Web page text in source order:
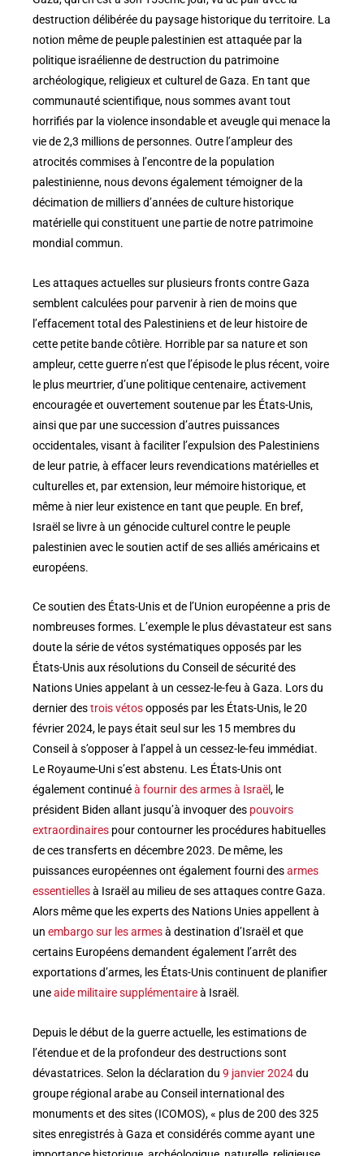
destruction délibérée du paysage historique du territoire. La
notion même de peuple palestinien est attaquée par la
politique israélienne de destruction du patrimoine
archéologique, religieux et culturel de Gaza. En tant que
communauté scientifique, nous sommes avant tout
horrifiés par la violence insondable et aveugle qui menace la
vie de 2,3 millions de personnes. Outre l’ampleur des
atrocités commises à l’encontre de la population
palestinienne, nous devons également témoigner de la
décimation de milliers d’années de culture historique
matérielle qui constituent une partie de notre patrimoine
mondial commun.
Les attaques actuelles sur plusieurs fronts contre Gaza
semblent calculées pour parvenir à rien de moins que
l’effacement total des Palestiniens et de leur histoire de
cette petite bande côtière. Horrible par sa nature et son
ampleur, cette guerre n’est que l’épisode le plus récent, voire
le plus meurtrier, d’une politique centenaire, activement
encouragée et ouvertement soutenue par les États-Unis,
ainsi que par une succession d’autres puissances
occidentales, visant à faciliter l’expulsion des Palestiniens
de leur patrie, à effacer leurs revendications matérielles et
culturelles et, par extension, leur mémoire historique, et
même à nier leur existence en tant que peuple. En bref,
Israël se livre à un génocide culturel contre le peuple
palestinien avec le soutien actif de ses alliés américains et
européens.
Ce soutien des États-Unis et de l’Union européenne a pris de
nombreuses formes. L’exemple le plus dévastateur est sans
doute la série de vétos systématiques opposés par les
États-Unis aux résolutions du Conseil de sécurité des
Nations Unies appelant à un cessez-le-feu à Gaza. Lors du
dernier destrois vétosopposés par les États-Unis, le 20
février 2024, le pays était seul sur les 15 membres du
Conseil à s’opposer à l’appel à un cessez-le-feu immédiat.
Le Royaume-Uni s’est abstenu. Les États-Unis ont
également continuéà fournir des armes à Israël, le
président Biden allant jusqu’à invoquer des pouvoirs
extraordinaires pour contourner les procédures habituelles
de ces transferts en décembre 2023. De même, les
puissances européennes ont également fourni desarmes
essentiellesà Israël au milieu de ses attaques contre Gaza.
Alors même que les experts des Nations Unies appellent à
un embargo sur les armesà destination d’Israël et que
certains Européens demandent également l’arrêt des
exportations d’armes, les États-Unis continuent de planifier
uneaide militaire supplémentaireà Israël.
Depuis le début de la guerre actuelle, les estimations de
l’étendue et de la profondeur des destructions sont
dévastatrices. Selon la déclaration du 9 janvier 2024du
groupe régional arabe au Conseil international des
monuments et des sites (ICOMOS), « plus de 200 des 325
sites enregistrés à Gaza et considérés comme ayant une